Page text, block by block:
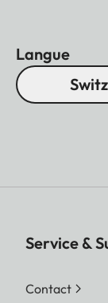
Langue
Service &
Contact